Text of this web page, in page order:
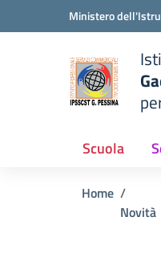
Vai ai contenuti
Vai al menu di navigazione
Ministero
Scuola
Home
Novità